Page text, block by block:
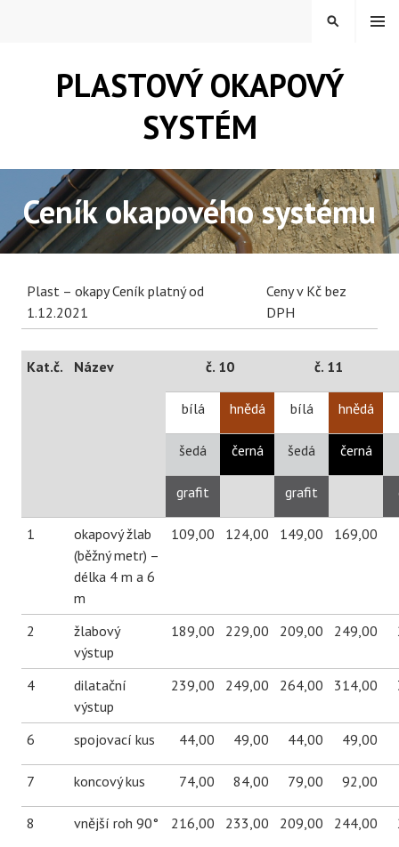
PLASTOVÝ OKAPOVÝ
SYSTÉM
MENU
SEARCH
Ceník okapového systému
Plast – okapy Ceník platný od
1.12.2021
Ceny v Kč bez
DPH
Kat.č. Název č. 10 č. 11
bílá hnědá bílá hnědá
šedá černá šedá černá
grafit grafit
1
okapový žlab
(běžný metr) –
délka 4 m a 6
m
109,00 124,00 149,00 169,00
2
žlabový
výstup
189,00 229,00 209,00 249,00
4
dilatační
výstup
239,00 249,00 264,00 314,00
6 spojovací kus 44,00 49,00 44,00 49,00
7 koncový kus 74,00 84,00 79,00 92,00
8 vnější roh 90° 216,00 233,00 209,00 244,00